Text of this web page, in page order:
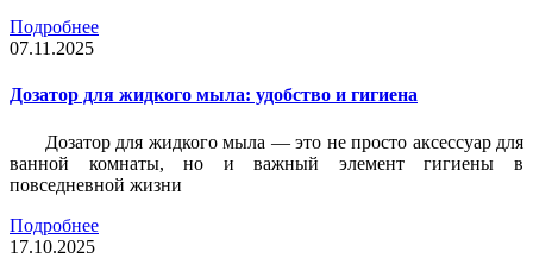
Подробнее
07.11.2025
Дозатор для жидкого мыла: удобство и гигиена
Дозатор для жидкого мыла — это не просто аксессуар для
ванной комнаты, но и важный элемент гигиены в
повседневной жизни
Подробнее
17.10.2025